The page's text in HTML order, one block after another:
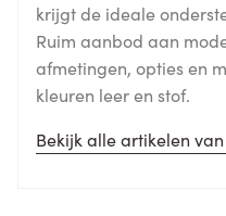
krijgt de ideale
Ruim aanbod aan
afmetingen, opties en
kleuren leer en stof.
Bekijk alle artikelen van